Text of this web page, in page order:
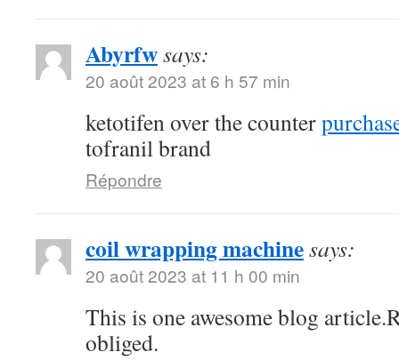
Abyrfwsays:
20 août 2023 at 6 h 57 min
ketotifen over the counter
tofranil brand
Répondre
coil wrapping machinesays:
20 août 2023 at 11 h 00 min
This is one awesome blog
obliged.